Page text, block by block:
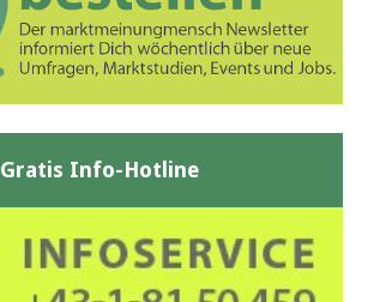
Gratis Info-Hotline